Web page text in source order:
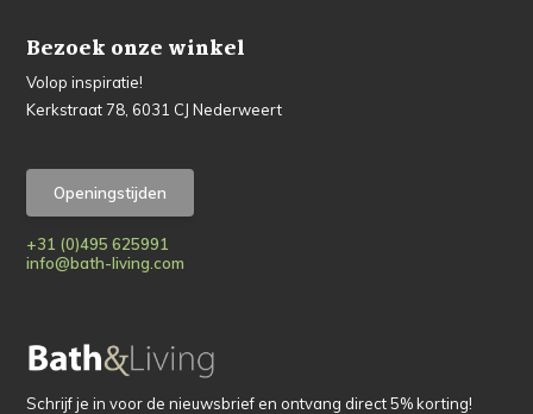
Bezoek onze winkel
Volop inspiratie!
Kerkstraat 78, 6031 CJ Nederweert
Openingstijden
+31 (0)495 625991
info@bath-living.com
Schrijf je in voor de nieuwsbrief en ontvang direct 5% korting!